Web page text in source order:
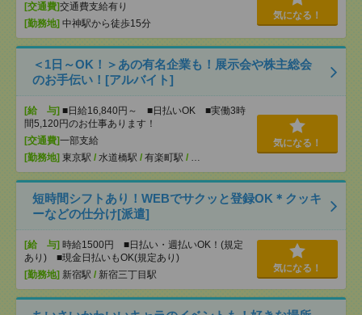
[交通費]交通費支給有り
[勤務地] 中神駅から徒歩15分
気になる！
＜1日～OK！＞あの有名企業も！展示会や株主総会
のお手伝い！[アルバイト]
[給 与] ■日給16,840円～ ■日払いOK ■実働3時
間5,120円のお仕事あります！
[交通費]一部支給
[勤務地] 東京駅 / 水道橋駅 / 有楽町駅 / …
気になる！
短時間シフトあり！WEBでサクッと登録OK＊クッキ
ーなどの仕分け[派遣]
[給 与] 時給1500円 ■日払い・週払いOK！(規定
あり) ■現金日払いもOK(規定あり)
[勤務地] 新宿駅 / 新宿三丁目駅
気になる！